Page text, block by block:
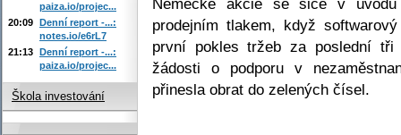
Německé akcie se sice v úvodu
prodejním tlakem, když
první pokles tržeb za poslední
žádosti o podporu v
přinesla obrat do zelených čísel.
paiza.io/projec...
20:09 Denní report -...:
notes.io/e6rL7
21:13 Denní report -...:
paiza.io/projec...
Škola investování